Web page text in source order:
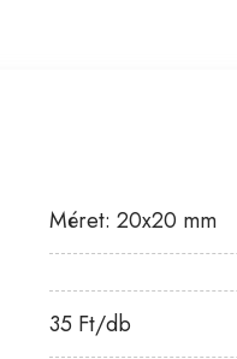
Méret: 20x20 mm
35 Ft/db